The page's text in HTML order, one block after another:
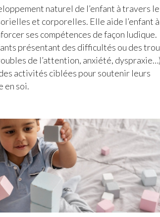
naturel de l’enfant à travers
et corporelles. Elle aide l’enfant à
ses compétences de façon ludique.
présentant des difficultés ou des
de l’attention, anxiété,
activités ciblées pour soutenir leurs
en soi.